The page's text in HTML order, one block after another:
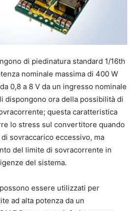
di piedinatura standard 1/16th
nominale massima di 400 W
0,8 a 8 V da un ingresso nominale
dispongono ora della possibilità di
questa caratteristica
lo stress sul convertitore quando
sovraccarico eccessivo, ma
del limite di sovracorrente in
del sistema.
essere utilizzati per
ad alta potenza da un